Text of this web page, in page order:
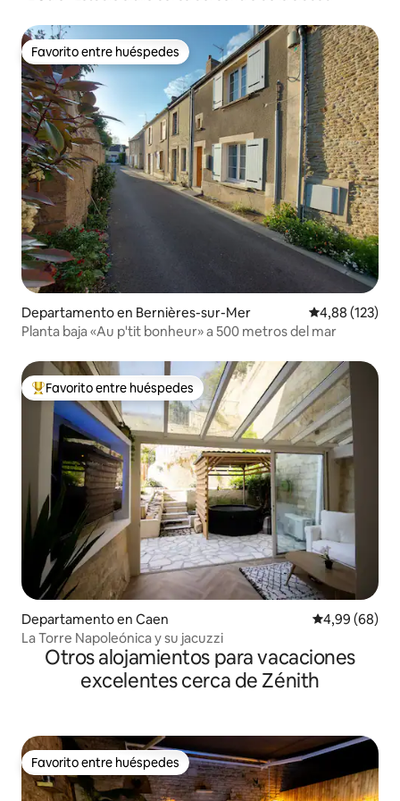
Favorito entre huéspedes
Favorito entre huéspedes
Departamento en Bernières-sur-Mer Calificación
4,88 (123)
Planta baja «Au p'tit bonheur» a 500 metros del mar
Favorito entre los huéspedes más destacados
Favorito entre huéspedes
Departamento en Caen Calificación
4,99 (68)
La Torre Napoleónica y su jacuzzi
Otros alojamientos para vacaciones
excelentes cerca de Zénith
Favorito entre huéspedes
Favorito entre huéspedes